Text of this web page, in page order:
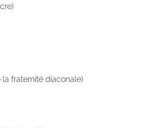
fraternité diaconale)